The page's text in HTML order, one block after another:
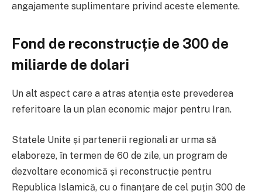
angajamente suplimentare privind aceste elemente.
Fond de reconstrucție de 300 de
miliarde de dolari
Un alt aspect care a atras atenția este prevederea
referitoare la un plan economic major pentru Iran.
Statele Unite și partenerii regionali ar urma să
elaboreze, în termen de 60 de zile, un program de
dezvoltare economică și reconstrucție pentru
Republica Islamică, cu o finanțare de cel puțin 300 de